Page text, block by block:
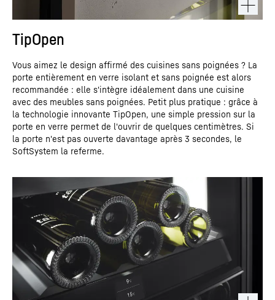
TipOpen
Vous aimez le design affirmé des cuisines sans poignées ? La
porte entièrement en verre isolant et sans poignée est alors
recommandée : elle s'intègre idéalement dans une cuisine
avec des meubles sans poignées. Petit plus pratique : grâce à
la technologie innovante TipOpen, une simple pression sur la
porte en verre permet de l'ouvrir de quelques centimètres. Si
la porte n'est pas ouverte davantage après 3 secondes, le
SoftSystem la referme.